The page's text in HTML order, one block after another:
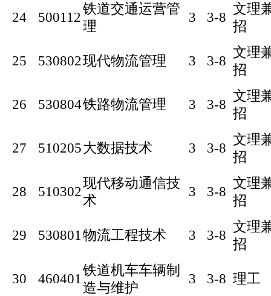
24 500112
铁道交通运营管
理
3 3-8
文理
招
25 530802现代物流管理 3 3-8
文理
招
26 530804铁路物流管理 3 3-8
文理
招
27 510205大数据技术 3 3-8
文理
招
28 510302
现代移动通信技
术
3 3-8
文理
招
29 530801 物流工程技术 3 3-8
文理
招
30 460401
铁道机车车辆制
造与维护
3 3-8 理工